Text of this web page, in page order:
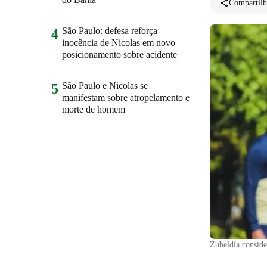
Zubeldía
4 São Paulo: defesa reforça
inocência de Nicolas em novo
posicionamento sobre acidente
5 São Paulo e Nicolas se
manifestam sobre atropelamento e
morte de homem